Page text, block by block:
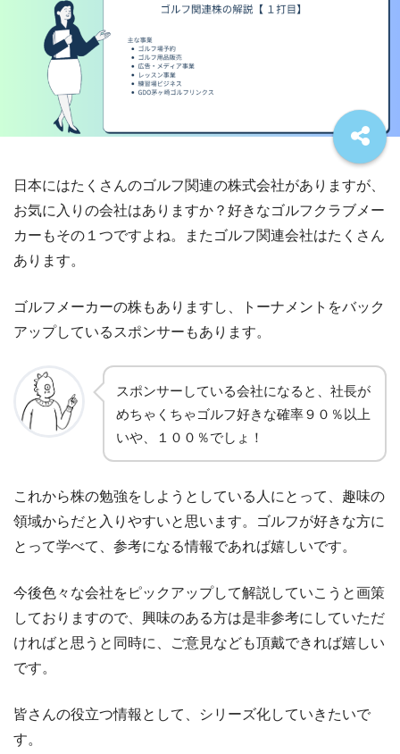
日本にはたくさんのゴルフ関連の株式会社がありますが、
お気に入りの会社はありますか？好きなゴルフクラブメー
カーもその１つですよね。またゴルフ関連会社はたくさん
あります。
ゴルフメーカーの株もありますし、トーナメントをバック
アップしているスポンサーもあります。
スポンサーしている会社になると、社長が
めちゃくちゃゴルフ好きな確率９０％以上
いや、１００％でしょ！
これから株の勉強をしようとしている人にとって、趣味の
領域からだと入りやすいと思います。ゴルフが好きな方に
とって学べて、参考になる情報であれば嬉しいです。
今後色々な会社をピックアップして解説していこうと画策
しておりますので、興味のある方は是非参考にしていただ
ければと思うと同時に、ご意見なども頂戴できれば嬉しい
です。
皆さんの役立つ情報として、シリーズ化していきたいで
す。